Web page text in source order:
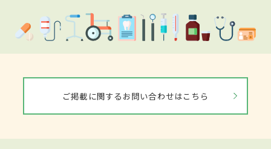
ご掲載に関するお問い合わせはこちら